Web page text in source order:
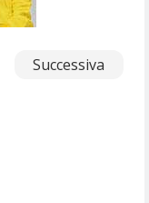
Successiva